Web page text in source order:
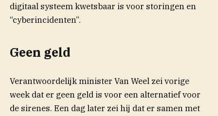
digitaal systeem kwetsbaar is voor storingen en
“cyberincidenten”.
Geen geld
Verantwoordelijk minister Van Weel zei vorige
week dat er geen geld is voor een alternatief voor
de sirenes. Een dag later zei hij dat er samen met